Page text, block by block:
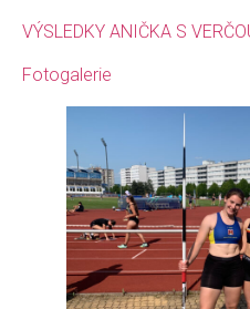
VÝSLEDKY ANIČKA S
Fotogalerie